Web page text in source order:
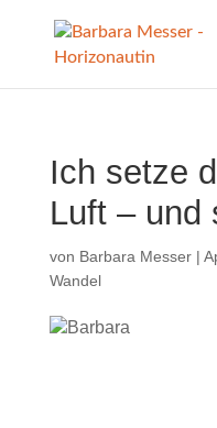
Ich setze
Luft – und
von Barbara Messer|
Wandel